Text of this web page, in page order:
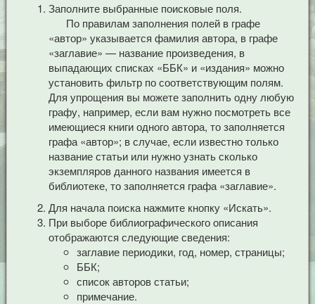
Заполните выбранные поисковые поля.
По правилам заполнения полей в графе
«автор» указывается фамилия автора, в графе
«заглавие» — название произведения, в
выпадающих списках «ББК» и «издания» можно
установить фильтр по соответствующим полям.
Для упрощения вы можете заполнить одну любую
графу, например, если вам нужно посмотреть все
имеющиеся книги одного автора, то заполняется
графа «автор»; в случае, если известно только
название статьи или нужно узнать сколько
экземпляров данного названия имеется в
библиотеке, то заполняется графа «заглавие».
Для начала поиска нажмите кнопку «Искать».
При выборе библиографического описания
отображаются следующие сведения:
заглавие периодики, год, номер, страницы;
ББК;
список авторов статьи;
примечание.